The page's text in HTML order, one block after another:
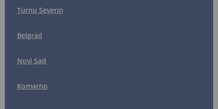
Turnu Severin
Belgrad
Novi Sad
Komarno